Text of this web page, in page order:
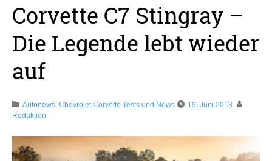
Corvette C7 Stingray –
Die Legende lebt wieder
auf
Autonews, Chevrolet Corvette Tests und News
19. Juni 2013
Redaktion